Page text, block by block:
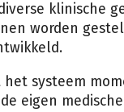
klinische
worden
systeem
eigen